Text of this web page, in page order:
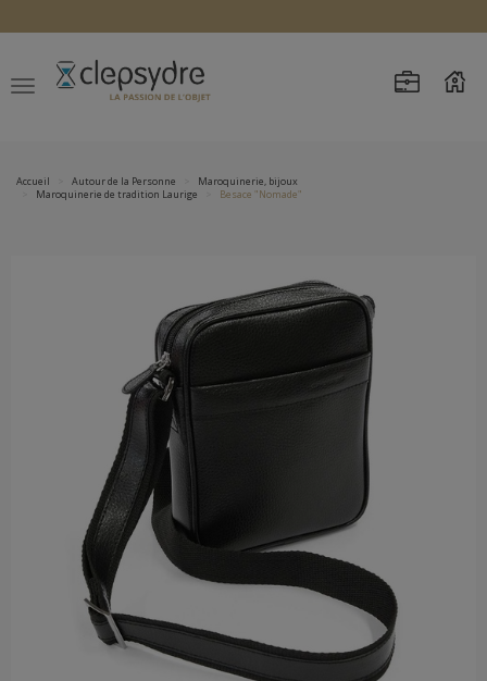
Accueil Autour de la Personne
Maroquinerie, bijoux
Maroquinerie de tradition Laurige
Besace "Nomade"